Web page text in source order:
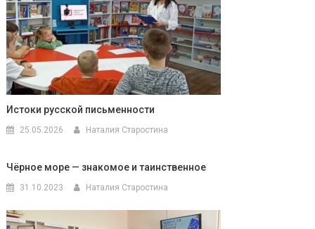
Истоки русской письменности
25.05.2026 Наталия Старостина
Чёрное море — знакомое и таинственное
31.10.2023 Наталия Старостина